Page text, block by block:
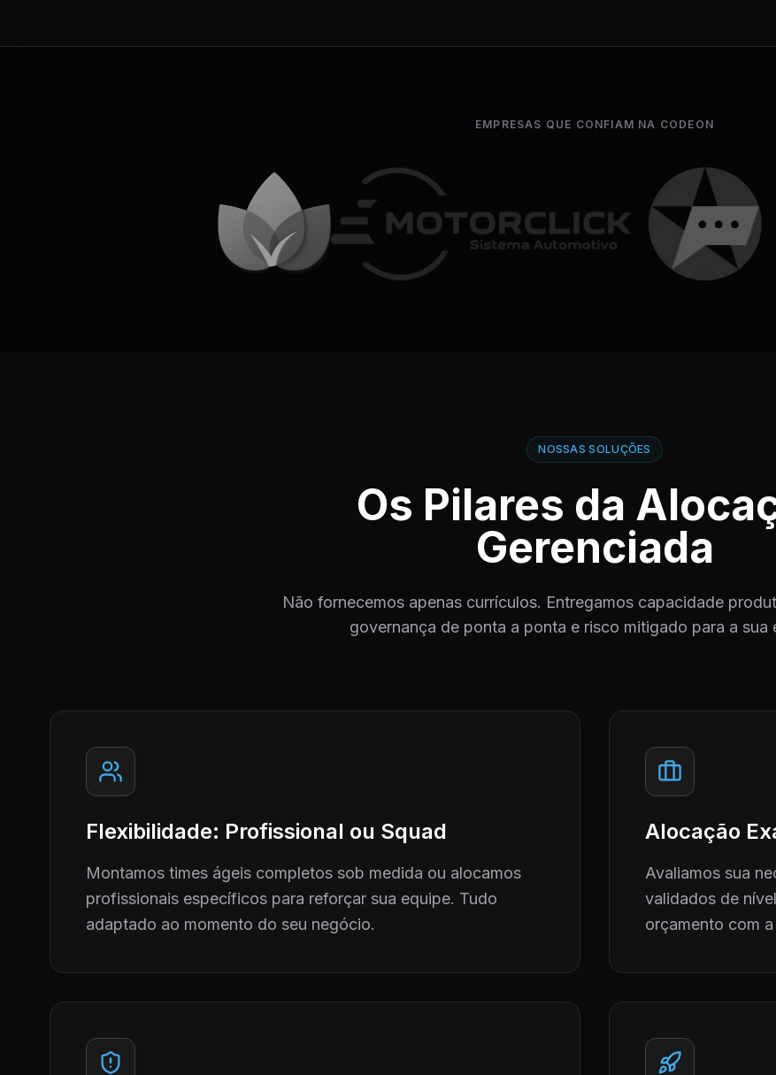
EMPRESAS QUE CONFIAM NA CODEON
NOSSAS SOLUÇÕES
Os Pilares da
Gerenciada
Não fornecemos apenas currículos. Entregamos capacidade
governança de ponta a ponta e risco mitigado para a sua
Flexibilidade: Profissional ou Squad
Montamos times ágeis completos sob medida ou alocamos
profissionais específicos para reforçar sua equipe. Tudo
adaptado ao momento do seu negócio.
Alocação
Avaliamos sua
validados de
orçamento com